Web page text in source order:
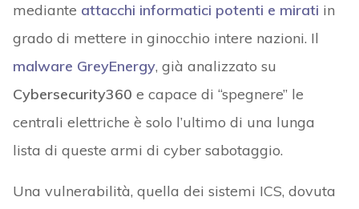
mediante attacchi informatici potenti e mirati in
grado di mettere in ginocchio intere nazioni. Il
malware GreyEnergy, già analizzato su
Cybersecurity360 e capace di “spegnere” le
centrali elettriche è solo l’ultimo di una lunga
lista di queste armi di cyber sabotaggio.
Una vulnerabilità, quella dei sistemi ICS, dovuta